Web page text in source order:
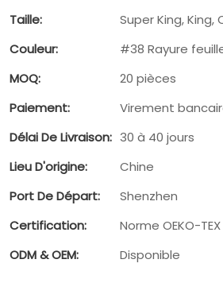
Taille:
Super King, King,
Couleur:
#38 Rayure
MOQ:
20 pièces
Paiement:
Virement
Délai De Livraison: 30 à 40 jours
Lieu D'origine:
Chine
Port De Départ:
Shenzhen
Certification:
Norme OEKO-
ODM & OEM:
Disponible